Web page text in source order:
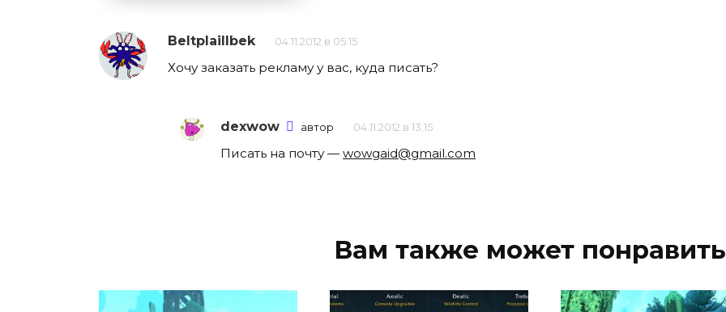
Beltplaillbek 04.11.2012 в 05:15
Хочу заказать рекламу у вас, куда писать?
dexwow автор 04.11.2012 в 13:15
Писать на почту —wowgaid@gmail.com
Вам также может